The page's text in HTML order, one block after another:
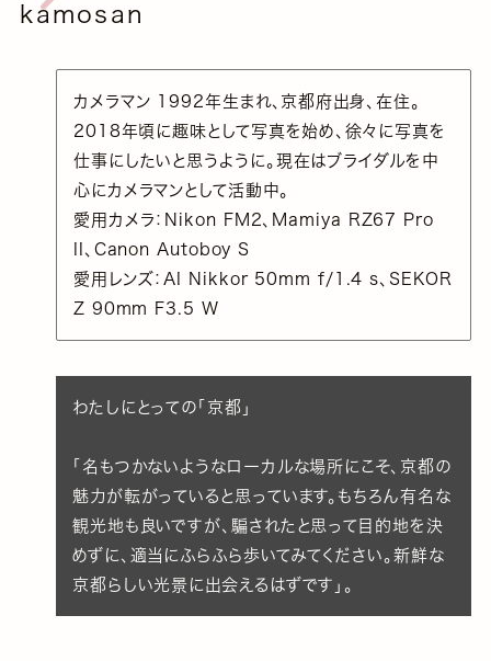
kamosan
カメラマン 1992年生まれ、京都府出身、在住。
2018年頃に趣味として写真を始め、徐々に写真を
仕事にしたいと思うように。現在はブライダルを中
心にカメラマンとして活動中。
愛用カメラ：Nikon FM2、Mamiya RZ67 Pro
II、Canon Autoboy S
愛用レンズ：AI Nikkor 50mm f/1.4 s、SEKOR
Z 90mm F3.5 W
わたしにとっての「京都」
「名もつかないようなローカルな場所にこそ、京都の
魅力が転がっていると思っています。もちろん有名な
観光地も良いですが、騙されたと思って目的地を決
めずに、適当にふらふら歩いてみてください。新鮮な
京都らしい光景に出会えるはずです」。